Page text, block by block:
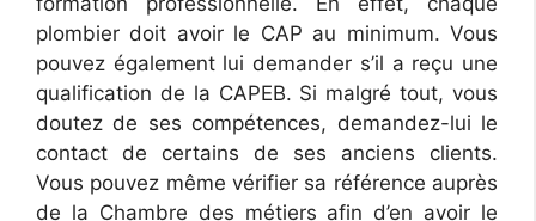
plombier doit avoir le CAP au minimum. Vous
pouvez également lui demander s’il a reçu une
qualification de la CAPEB. Si malgré tout, vous
doutez de ses compétences, demandez-lui le
contact de certains de ses anciens clients.
Vous pouvez même vérifier sa référence auprès
de la Chambre des métiers afin d’en avoir le